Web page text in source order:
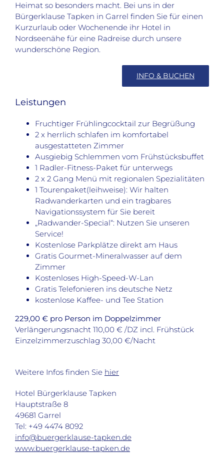
Heimat so besonders macht. Bei uns in der
Bürgerklause Tapken in Garrel finden Sie für einen
Kurzurlaub oder Wochenende ihr Hotel in
Nordseenähe für eine Radreise durch unsere
wunderschöne Region.
INFO & BUCHEN
Leistungen
Fruchtiger Frühlingcocktail zur Begrüßung
2 x herrlich schlafen im komfortabel
ausgestatteten Zimmer
Ausgiebig Schlemmen vom Frühstücksbuffet
1 Radler-Fitness-Paket für unterwegs
2 x 2 Gang Menü mit regionalen Spezialitäten
1 Tourenpaket(leihweise): Wir halten
Radwanderkarten und ein tragbares
Navigationssystem für Sie bereit
„Radwander-Special“: Nutzen Sie unseren
Service!
Kostenlose Parkplätze direkt am Haus
Gratis Gourmet-Mineralwasser auf dem
Zimmer
Kostenloses High-Speed-W-Lan
Gratis Telefonieren ins deutsche Netz
kostenlose Kaffee- und Tee Station
229,00 € pro Person im Doppelzimmer
Verlängerungsnacht 110,00 € /DZ incl. Frühstück
Einzelzimmerzuschlag 30,00 €/Nacht
Weitere Infos finden Sie hier
Hotel Bürgerklause Tapken
Hauptstraße 8
49681 Garrel
Tel: +49 4474 8092
info@buergerklause-tapken.de
www.buergerklause-tapken.de